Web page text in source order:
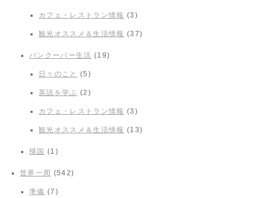
カフェ・レストラン情報 (3)
観光オススメ＆生活情報 (37)
バンクーバー生活 (19)
日々のこと (5)
英語を学ぶ (2)
カフェ・レストラン情報 (3)
観光オススメ＆生活情報 (13)
帰国 (1)
世界一周 (542)
準備 (7)